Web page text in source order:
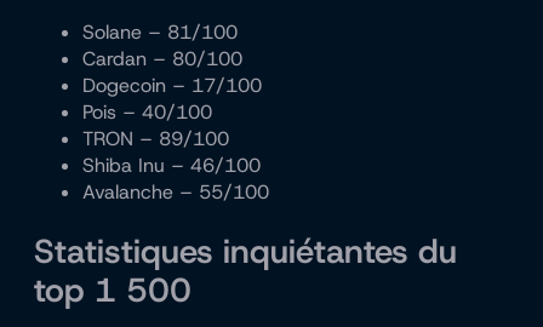
Solane – 81/100
Cardan – 80/100
Dogecoin – 17/100
Pois – 40/100
TRON – 89/100
Shiba Inu – 46/100
Avalanche – 55/100
Statistiques inquiétantes du
top 1 500